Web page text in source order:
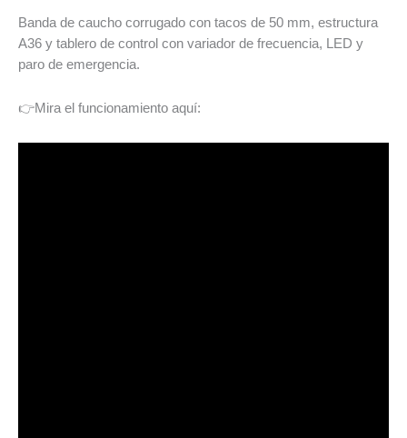
Banda de caucho corrugado con tacos de 50 mm, estructura
A36 y tablero de control con variador de frecuencia, LED y
paro de emergencia.
👉Mira el funcionamiento aquí: